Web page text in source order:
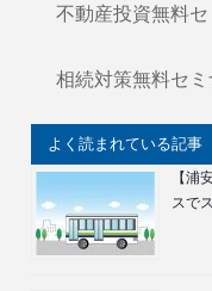
不動産投資無料セ
相続対策無料セミ
よく読まれている記事
【浦
スで